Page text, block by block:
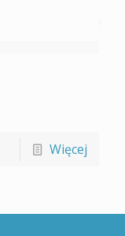
Więcej